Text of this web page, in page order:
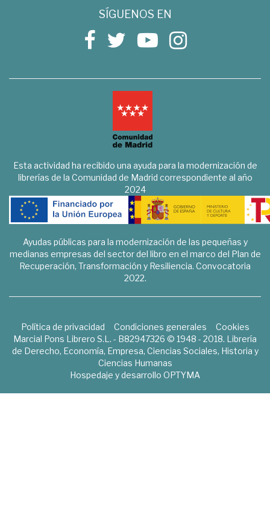
SÍGUENOS EN
Esta actividad ha recibido una ayuda para la modernización de
librerías de la Comunidad de Madrid correspondiente al año
2024
Ayudas públicas para la modernización de las pequeñas y
medianas empresas del sector del libro en el marco del Plan de
Recuperación, Transformación y Resiliencia. Convocatoria
2022.
Política de privacidad Condiciones generales
Cookies
Marcial Pons Librero S.L. - B82947326 © 1948 - 2018. Librería
de Derecho, Economía, Empresa, Ciencias Sociales, Historia y
Ciencias Humanas
Hospedaje y desarrollo OPTYMA